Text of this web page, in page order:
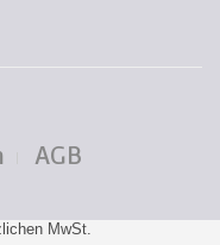
AGB
MwSt.